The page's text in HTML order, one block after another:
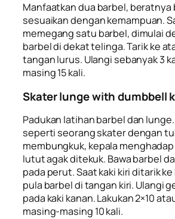
Manfaatkan dua barbel, beratnya
sesuaikan dengan kemampuan.
memegang satu barbel, dimulai
barbel di dekat telinga. Tarik ke
tangan lurus. Ulangi sebanyak 3
masing 15 kali.
Skater lungewith dumbbell
Padukan latihan barbel dan lunge
seperti seorangskaterdengan
membungkuk, kepala
lutut agak ditekuk. Bawa barbel
pada perut. Saat kaki kiri ditarik
pula barbel di tangan kiri. Ulangi
pada kaki kanan. Lakukan 2×10
masing-masing 10 kali.